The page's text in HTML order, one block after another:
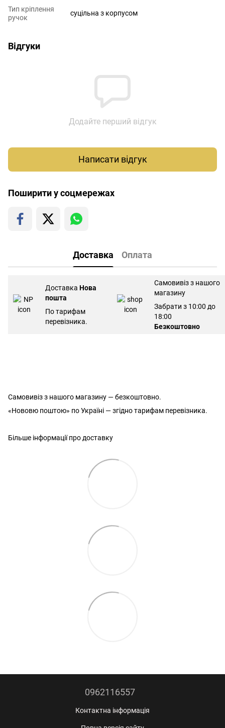
Тип кріплення
ручок
суцільна з корпусом
Відгуки
Додайте перший відгук
Написати відгук
Поширити у соцмережах
Доставка Оплата
Доставка Нова
пошта
По тарифам
перевізника.
Самовивіз з нашого
магазину
Забрати з 10:00 до
18:00
Безкоштовно
Самовивіз з нашого магазину — безкоштовно.
«Нововю поштою» по Україні — згідно тарифам перевізника.
Більше інформації про доставку
0962116557
Контактна інформація